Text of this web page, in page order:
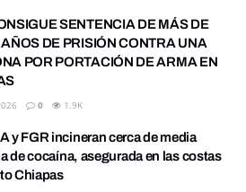
SENTENCIA DE MÁS DE
DE PRISIÓN CONTRA UNA
POR PORTACIÓN DE ARMA EN
0 1.9K
y FGR incineran cerca de media
de cocaína, asegurada en las costas
Chiapas